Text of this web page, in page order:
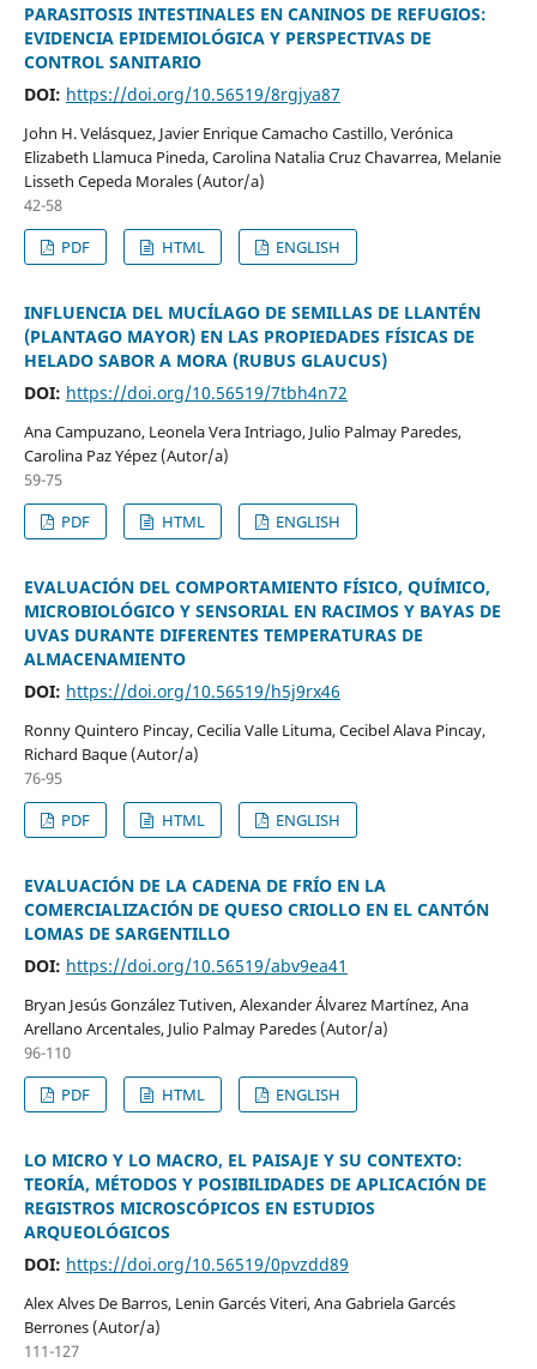
PARASITOSIS INTESTINALES EN CANINOS DE REFUGIOS:
EVIDENCIA EPIDEMIOLÓGICA Y PERSPECTIVAS DE
CONTROL SANITARIO
DOI: https://doi.org/10.56519/8rgjya87
John H. Velásquez, Javier Enrique Camacho Castillo, Verónica
Elizabeth Llamuca Pineda, Carolina Natalia Cruz Chavarrea, Melanie
Lisseth Cepeda Morales (Autor/a)
42-58
PDF
HTML ENGLISH
INFLUENCIA DEL MUCÍLAGO DE SEMILLAS DE LLANTÉN
(PLANTAGO MAYOR) EN LAS PROPIEDADES FÍSICAS DE
HELADO SABOR A MORA (RUBUS GLAUCUS)
DOI: https://doi.org/10.56519/7tbh4n72
Ana Campuzano, Leonela Vera Intriago, Julio Palmay Paredes,
Carolina Paz Yépez (Autor/a)
59-75
PDF
HTML ENGLISH
EVALUACIÓN DEL COMPORTAMIENTO FÍSICO, QUÍMICO,
MICROBIOLÓGICO Y SENSORIAL EN RACIMOS Y BAYAS DE
UVAS DURANTE DIFERENTES TEMPERATURAS DE
ALMACENAMIENTO
DOI: https://doi.org/10.56519/h5j9rx46
Ronny Quintero Pincay, Cecilia Valle Lituma, Cecibel Alava Pincay,
Richard Baque (Autor/a)
76-95
PDF
HTML ENGLISH
EVALUACIÓN DE LA CADENA DE FRÍO EN LA
COMERCIALIZACIÓN DE QUESO CRIOLLO EN EL CANTÓN
LOMAS DE SARGENTILLO
DOI: https://doi.org/10.56519/abv9ea41
Bryan Jesús González Tutiven, Alexander Álvarez Martínez, Ana
Arellano Arcentales, Julio Palmay Paredes (Autor/a)
96-110
PDF
HTML ENGLISH
LO MICRO Y LO MACRO, EL PAISAJE Y SU CONTEXTO:
TEORÍA, MÉTODOS Y POSIBILIDADES DE APLICACIÓN DE
REGISTROS MICROSCÓPICOS EN ESTUDIOS
ARQUEOLÓGICOS
DOI: https://doi.org/10.56519/0pvzdd89
Alex Alves De Barros, Lenin Garcés Viteri, Ana Gabriela Garcés
Berrones (Autor/a)
111-127